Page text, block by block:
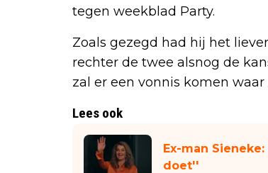
tegen weekblad Party.
Zoals gezegd had hij het
rechter de twee alsnog de
zal er een vonnis komen
Lees ook
Ex-man
doet''